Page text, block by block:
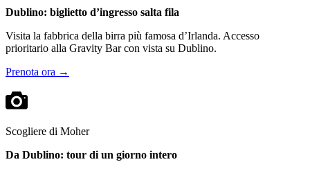
Dublino: biglietto d’ingresso salta fila
Visita la fabbrica della birra più famosa d’Irlanda. Accesso
prioritario alla Gravity Bar con vista su Dublino.
Prenota ora →
Scogliere di Moher
Da Dublino: tour di un giorno intero